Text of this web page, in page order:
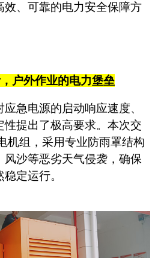
效、可靠的电力安全保障方
户外作业的电力堡垒
急电源的启动响应速度、
提出了极高要求。本次交
机组，采用专业防雨罩结构
沙等恶劣天气侵袭，确保
定运行。